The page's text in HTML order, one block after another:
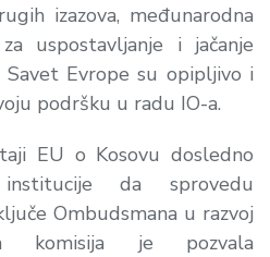
izazova, međunarodna
uspostavljanje i jačanje
Savet Evrope su opipljivo i
podršku u radu IO-a.
EU o Kosovu dosledno
da sprovedu
Ombudsmana u razvoj
komisija je pozvala